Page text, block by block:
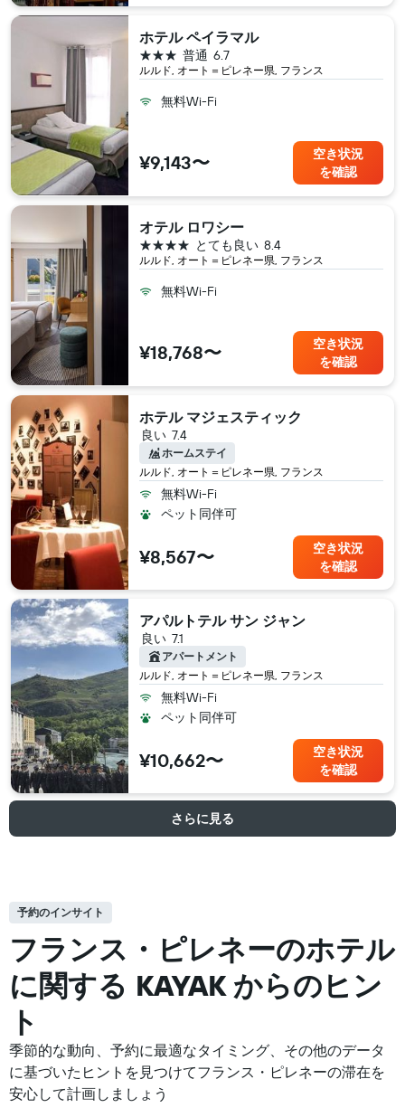
ホテル ペイラマル
ルルド, オート＝ピレネー県, フランス
6.7
普通
3つ星
無料Wi-Fi
¥9,143〜
空き状況
を確認
オテル ロワシー
ルルド, オート＝ピレネー県, フランス
8.4
とても良い
4つ星
無料Wi-Fi
¥18,768〜
空き状況
を確認
ホテル マジェスティック
ルルド, オート＝ピレネー県, フランス
7.4
良い
ホームステイ
無料Wi-Fi
ペット同伴可
¥8,567〜
空き状況
を確認
アパルトテル サン ジャン
ルルド, オート＝ピレネー県, フランス
7.1
良い
アパートメント
無料Wi-Fi
ペット同伴可
¥10,662〜
空き状況
を確認
さらに見る
予約のインサイト
フランス・ピレネーの​ホテル
に関する KAYAK からのヒン
ト
季節的な動向、予約に最適なタイミング、その他のデータ
に基づいたヒントを見つけてフランス・ピレネーの滞在を
安心して計画しましょう